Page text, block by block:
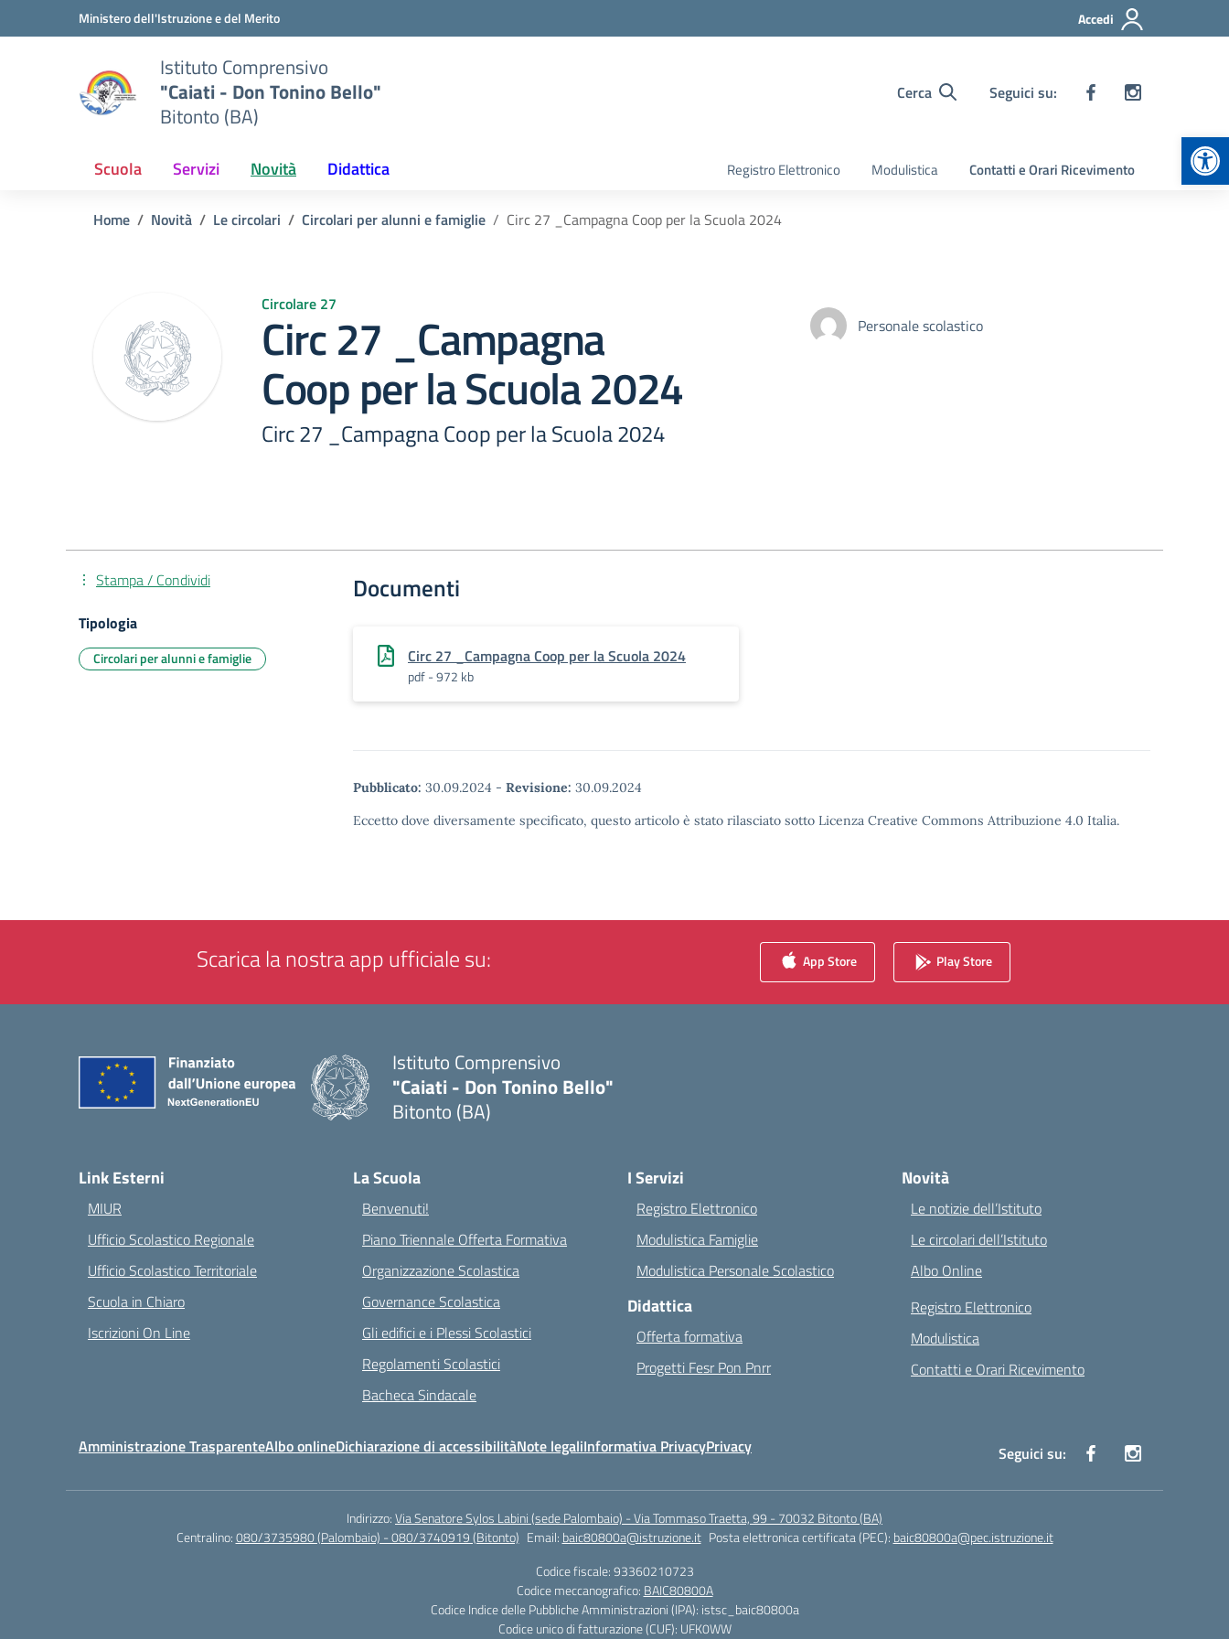
Vai ai contenuti
Vai al menu di navigazioneMinistero dell'Istruzione e del Merito Accedi
Istituto Comprensivo
"Caiati - Don Tonino Bello"
Bitonto (BA)
Cerca Seguici su:
Scuola Servizi Novità Didattica Registro Elettronico Modulistica Contatti e Orari Ricevimento
Home Novità Le circolari Circolari per alunni e famiglie Circ 27 _Campagna Coop per la Scuola 2024
Circolare 27
Circ 27 _Campagna
Coop per la Scuola 2024
Circ 27 _Campagna Coop per la Scuola 2024
Personale scolastico
Documenti
Circ 27 _Campagna Coop per la Scuola 2024
pdf - 972 kb
Pubblicato: 30.09.2024 - Revisione: 30.09.2024
Eccetto dove diversamente specificato, questo articolo è stato rilasciato sotto Licenza Creative Commons Attribuzione 4.0 Italia.
Stampa / Condividi
Tipologia
Circolari per alunni e famiglie
Scarica la nostra app ufficiale su: App Store Play Store
Istituto Comprensivo
"Caiati - Don Tonino Bello"
Bitonto (BA)
Link Esterni
MIUR
Ufficio Scolastico Regionale
Ufficio Scolastico Territoriale
Scuola in Chiaro
Iscrizioni On Line
La Scuola
Benvenuti!
Piano Triennale Offerta Formativa
Organizzazione Scolastica
Governance Scolastica
Gli edifici e i Plessi Scolastici
Regolamenti Scolastici
Bacheca Sindacale
I Servizi
Registro Elettronico
Modulistica Famiglie
Modulistica Personale Scolastico
Didattica
Offerta formativa
Progetti Fesr Pon Pnrr
Novità
Le notizie dell’Istituto
Le circolari dell’Istituto
Albo Online
Registro Elettronico
Modulistica
Contatti e Orari Ricevimento
Amministrazione TrasparenteAlbo onlineDichiarazione di accessibilitàNote legaliInformativa PrivacyPrivacy Seguici su:
Indirizzo:Via Senatore Sylos Labini (sede Palombaio) - Via Tommaso Traetta, 99 - 70032 Bitonto (BA)
Centralino:080/3735980 (Palombaio) - 080/3740919 (Bitonto) Email: baic80800a@istruzione.it Posta elettronica certificata (PEC): baic80800a@pec.istruzione.it
Codice fiscale: 93360210723
Codice meccanografico: BAIC80800A
Codice Indice delle Pubbliche Amministrazioni (IPA): istsc_baic80800a
Codice unico di fatturazione (CUF): UFK0WW